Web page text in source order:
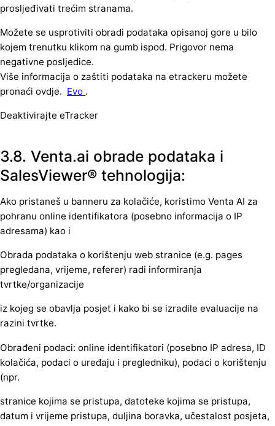
prosljeđivati trećim stranama.
Možete se usprotiviti obradi podataka opisanoj gore u bilo
kojem trenutku klikom na gumb ispod. Prigovor nema
negativne posljedice.
Više informacija o zaštiti podataka na etrackeru možete
pronaći ovdje. Evo .
Deaktivirajte eTracker
3.8. Venta.ai obrade podataka i
SalesViewer® tehnologija:
Ako pristaneš u banneru za kolačiće, koristimo Venta AI za
pohranu online identifikatora (posebno informacija o IP
adresama) kao i
Obrada podataka o korištenju web stranice (e.g. pages
pregledana, vrijeme, referer) radi informiranja
tvrtke/organizacije
iz kojeg se obavlja posjet i kako bi se izradile evaluacije na
razini tvrtke.
Obrađeni podaci: online identifikatori (posebno IP adresa, ID
kolačića, podaci o uređaju i pregledniku), podaci o korištenju
(npr.
stranice kojima se pristupa, datoteke kojima se pristupa,
datum i vrijeme pristupa, duljina boravka, učestalost posjeta,